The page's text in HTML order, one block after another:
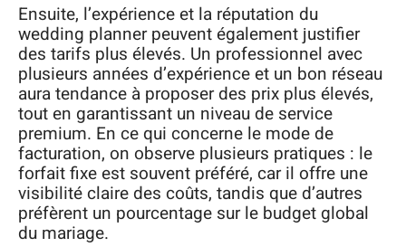
Ensuite, l’expérience et la réputation du
wedding planner peuvent également justifier
des tarifs plus élevés. Un professionnel avec
plusieurs années d’expérience et un bon réseau
aura tendance à proposer des prix plus élevés,
tout en garantissant un niveau de service
premium. En ce qui concerne le mode de
facturation, on observe plusieurs pratiques : le
forfait fixe est souvent préféré, car il offre une
visibilité claire des coûts, tandis que d’autres
préfèrent un pourcentage sur le budget global
du mariage.